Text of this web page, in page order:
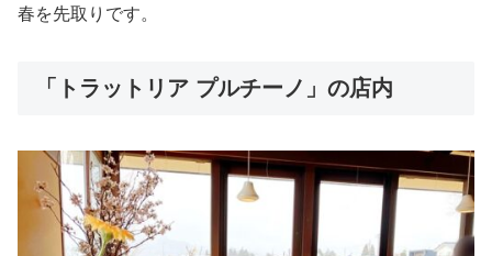
春を先取りです。
「トラットリア プルチーノ」の店内